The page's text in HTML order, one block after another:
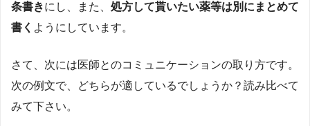
条書きにし、また、 処方して貰いたい薬等は別にまとめて
書く ようにしています。
さて、次には医師とのコミュニケーションの取り方です。
次の例文で、どちらが適しているでしょうか？読み比べて
みて下さい。